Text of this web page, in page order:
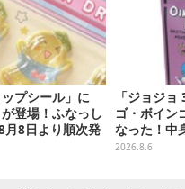
ップシール」に
が登場！ふなっし
月8日より順次発
「ジョジ
ゴ・ボイン
なった！中
アニメ総柄
2026.8.6